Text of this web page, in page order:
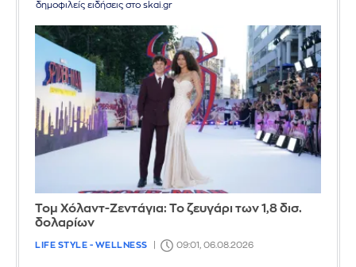
δημοφιλείς ειδήσεις στο skai.gr
Τομ Χόλαντ-Ζεντάγια: Το ζευγάρι των 1,8 δισ.
δολαρίων
LIFE STYLE - WELLNESS 09:01, 06.08.2026